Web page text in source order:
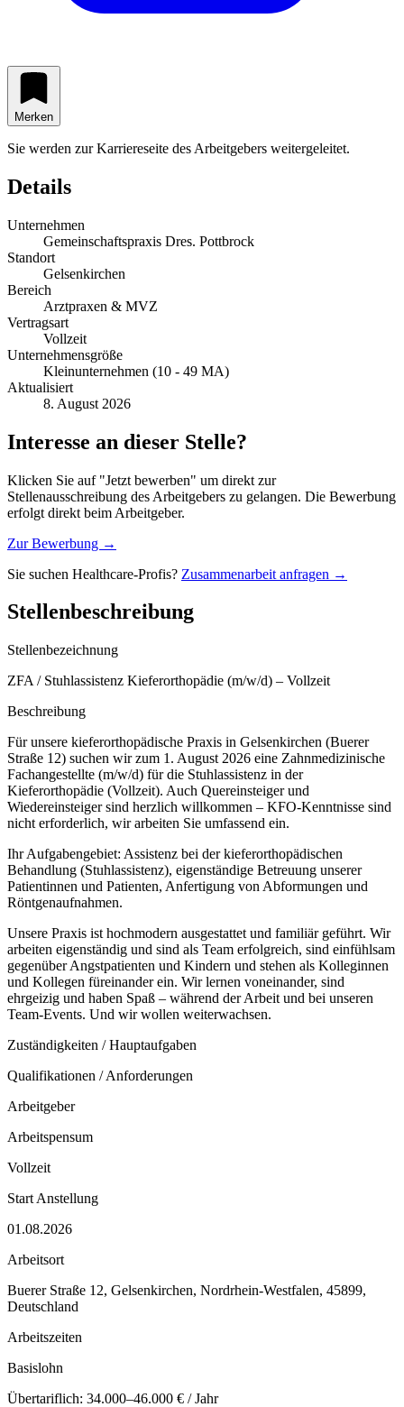
Merken
Sie werden zur Karriereseite des Arbeitgebers weitergeleitet.
Details
Unternehmen
Gemeinschaftspraxis Dres. Pottbrock
Standort
Gelsenkirchen
Bereich
Arztpraxen & MVZ
Vertragsart
Vollzeit
Unternehmensgröße
Kleinunternehmen (10 - 49 MA)
Aktualisiert
8. August 2026
Interesse an dieser Stelle?
Klicken Sie auf "Jetzt bewerben" um direkt zur
Stellenausschreibung des Arbeitgebers zu gelangen. Die Bewerbung
erfolgt direkt beim Arbeitgeber.
Zur Bewerbung →
Sie suchen Healthcare-Profis? Zusammenarbeit anfragen →
Stellenbeschreibung
Stellenbezeichnung
ZFA / Stuhlassistenz Kieferorthopädie (m/w/d) – Vollzeit
Beschreibung
Für unsere kieferorthopädische Praxis in Gelsenkirchen (Buerer
Straße 12) suchen wir zum 1. August 2026 eine Zahnmedizinische
Fachangestellte (m/w/d) für die Stuhlassistenz in der
Kieferorthopädie (Vollzeit). Auch Quereinsteiger und
Wiedereinsteiger sind herzlich willkommen – KFO-Kenntnisse sind
nicht erforderlich, wir arbeiten Sie umfassend ein.
Ihr Aufgabengebiet: Assistenz bei der kieferorthopädischen
Behandlung (Stuhlassistenz), eigenständige Betreuung unserer
Patientinnen und Patienten, Anfertigung von Abformungen und
Röntgenaufnahmen.
Unsere Praxis ist hochmodern ausgestattet und familiär geführt. Wir
arbeiten eigenständig und sind als Team erfolgreich, sind einfühlsam
gegenüber Angstpatienten und Kindern und stehen als Kolleginnen
und Kollegen füreinander ein. Wir lernen voneinander, sind
ehrgeizig und haben Spaß – während der Arbeit und bei unseren
Team-Events. Und wir wollen weiterwachsen.
Zuständigkeiten / Hauptaufgaben
Qualifikationen / Anforderungen
Arbeitgeber
Arbeitspensum
Vollzeit
Start Anstellung
01.08.2026
Arbeitsort
Buerer Straße 12, Gelsenkirchen, Nordrhein-Westfalen, 45899,
Deutschland
Arbeitszeiten
Basislohn
Übertariflich: 34.000–46.000 € / Jahr